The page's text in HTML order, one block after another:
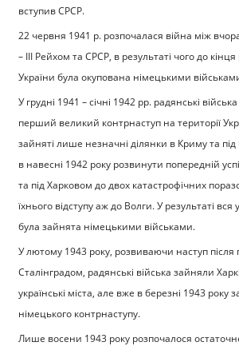
вступив СРСР.
22 червня 1941 р. розпочалася війна між
– ІІІ Рейхом та СРСР, в результаті чого до
України була окупована німецькими
У грудні 1941 – січні 1942 рр. радянські
перший великий контрнаступ на території
зайняті лише незначні ділянки в Криму та
в навесні 1942 року розвинути попередній
та під Харковом до двох катастрофічних
їхнього відступу аж до Волги. У результаті вся
була зайнята німецькими військами.
У лютому 1943 року, розвиваючи наступ після
Сталінградом, радянські війська зайняли
українські міста, але вже в березні 1943 року
німецького контрнаступу.
Лише восени 1943 року розпочалося